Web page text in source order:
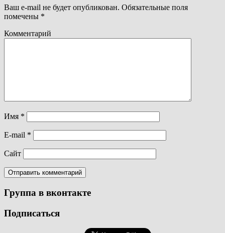
Ваш e-mail не будет опубликован. Обязательные поля
помечены *
Комментарий
Имя *
E-mail *
Сайт
Группа в вконтакте
Подписаться